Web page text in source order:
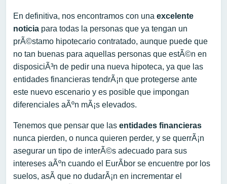
En definitiva, nos encontramos con una excelente
noticia para todas la personas que ya tengan un
prÃ©stamo hipotecario contratado, aunque puede que
no tan buenas para aquellas personas que estÃ©n en
disposiciÃ³n de pedir una nueva hipoteca, ya que las
entidades financieras tendrÃ¡n que protegerse ante
este nuevo escenario y es posible que impongan
diferenciales aÃºn mÃ¡s elevados.
Tenemos que pensar que las entidades financieras
nunca pierden, o nunca quieren perder, y se querrÃ¡n
asegurar un tipo de interÃ©s adecuado para sus
intereses aÃºn cuando el EurÃ­bor se encuentre por los
suelos, asÃ­ que no dudarÃ¡n en incrementar el